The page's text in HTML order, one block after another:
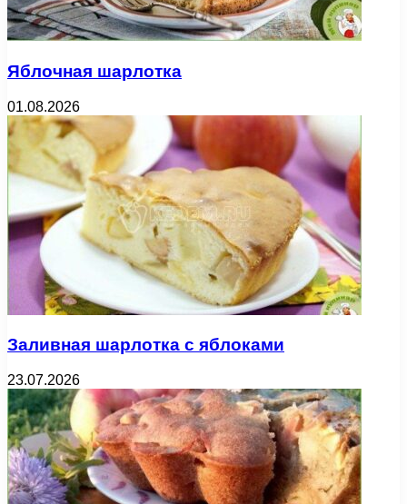
Яблочная шарлотка
01.08.2026
Заливная шарлотка с яблоками
23.07.2026